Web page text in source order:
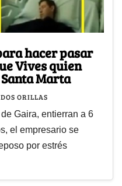
hacer pasar
Vives quien
Marta
ORILLAS
Gaira, entierran a 6
el empresario se
por estrés